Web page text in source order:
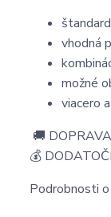
vhodná
možné
viacero
🚚
💰
Podrobnosti